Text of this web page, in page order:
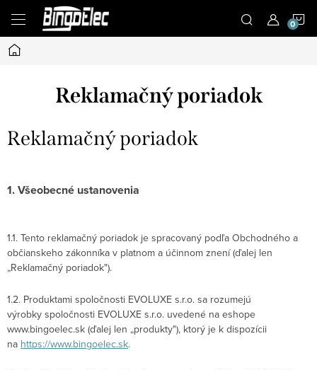
obsah
Domov
Reklamačný poriadok
Reklamačný poriadok
1. Všeobecné ustanovenia
1.1. Tento reklamačný poriadok je spracovaný podľa Obchodného a
občianskeho zákonníka v platnom a účinnom znení (ďalej len
„Reklamačný poriadok").
1.2. Produktami spoločnosti EVOLUXE s.r.o. sa rozumejú
výrobky spoločnosti EVOLUXE s.r.o. uvedené na eshope
www.bingoelec.sk (ďalej len „produkty"), ktorý je k dispozícii
na https://www.bingoelec.sk.